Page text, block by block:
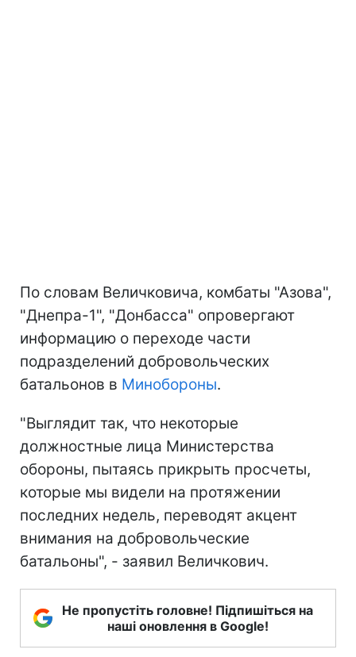
По словам Величковича, комбаты "Азова",
"Днепра-1", "Донбасса" опровергают
информацию о переходе части
подразделений добровольческих
батальонов в Минобороны.
"Выглядит так, что некоторые
должностные лица Министерства
обороны, пытаясь прикрыть просчеты,
которые мы видели на протяжении
последних недель, переводят акцент
внимания на добровольческие
батальоны", - заявил Величкович.
Не пропустіть головне! Підпишіться на
наші оновлення в Google!